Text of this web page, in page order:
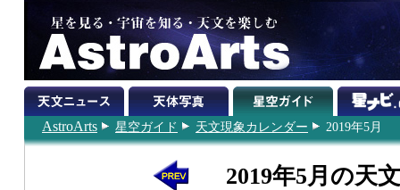
AstroArts 星空ガイド 天文現象カレンダー 2019年5月
2019年5月の天